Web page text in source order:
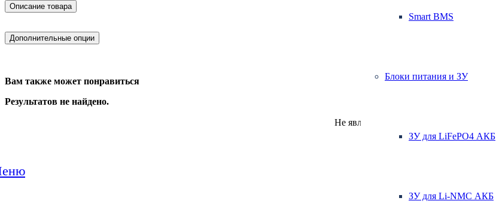
Smart BMS
Блоки питания и ЗУ
ЗУ для LiFePO4 АКБ
ЗУ для Li-NMC АКБ
Описание товара
Дополнительные опции
Вам также может понравиться
Результатов не найдено.
Не является публичной офертой.